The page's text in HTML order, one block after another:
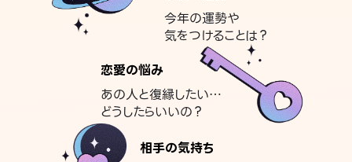
今年の運勢や
気をつけることは？
恋愛の悩み
あの人と復縁したい…
どうしたらいいの？
相手の気持ち